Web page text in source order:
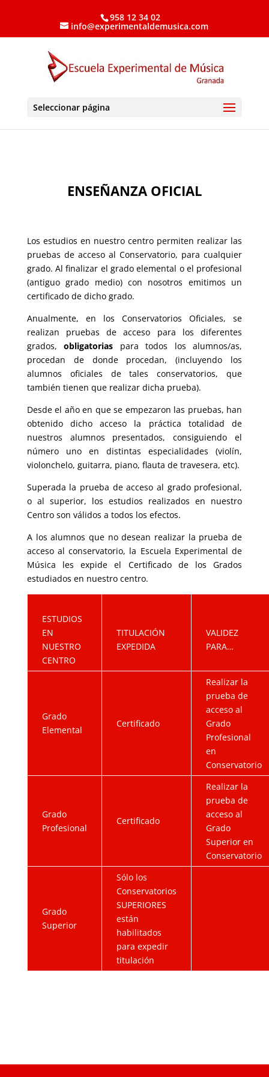
958 12 34 02
info@experimentaldemusica.com
Seleccionar página
ENSEÑANZA OFICIAL
Los estudios en nuestro centro permiten realizar las
pruebas de acceso al Conservatorio, para cualquier
grado. Al finalizar el grado elemental o el profesional
(antiguo grado medio) con nosotros emitimos un
certificado de dicho grado.
Anualmente, en los Conservatorios Oficiales, se
realizan pruebas de acceso para los diferentes
grados,obligatorias para todos los alumnos/as,
procedan de donde procedan, (incluyendo los
alumnos oficiales de tales conservatorios, que
también tienen que realizar dicha prueba).
Desde el año en que se empezaron las pruebas, han
obtenido dicho acceso la práctica totalidad de
nuestros alumnos presentados, consiguiendo el
número uno en distintas especialidades (violín,
violonchelo, guitarra, piano, flauta de travesera, etc).
Superada la prueba de acceso al grado profesional,
o al superior, los estudios realizados en nuestro
Centro son válidos a todos los efectos.
A los alumnos que no desean realizar la prueba de
acceso al conservatorio, la Escuela Experimental de
Música les expide el Certificado de los Grados
estudiados en nuestro centro.
ESTUDIOS
EN
NUESTRO
CENTRO
TITULACIÓN
EXPEDIDA
VALIDEZ
PARA…
Grado
Elemental
Certificado
Realizar la
prueba de
acceso al
Grado
Profesional
en
Conservatorio
Grado
Profesional
Certificado
Realizar la
prueba de
acceso al
Grado
Superior en
Conservatorio
Grado
Superior
Sólo los
Conservatorios
SUPERIORES
están
habilitados
para expedir
titulación